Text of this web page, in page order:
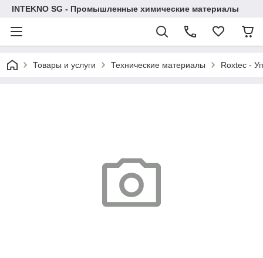
INTEKNO SG - Промышленные химические материалы
Товары и услуги Технические материалы Roxtec -